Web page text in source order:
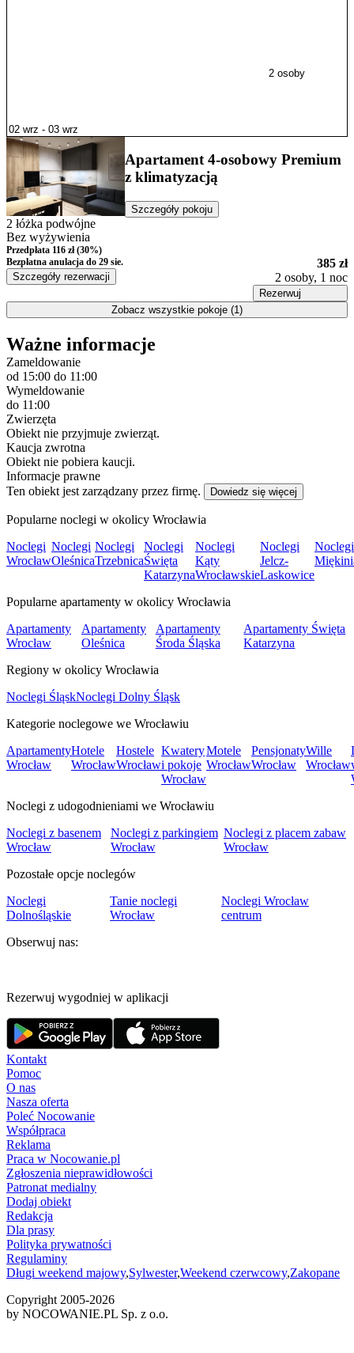
2 osoby
Apartament 4-osobowy Premium
z klimatyzacją
Szczegóły pokoju
2 łóżka podwójne
Bez wyżywienia
Przedpłata 116 zł (30%)
Bezpłatna anulacja do 29 sie.
Szczegóły rezerwacji
385 zł
2 osoby, 1 noc
Rezerwuj
Zobacz wszystkie pokoje (1)
Ważne informacje
Zameldowanie
od 15:00 do 11:00
Wymeldowanie
do 11:00
Zwierzęta
Obiekt nie przyjmuje zwierząt.
Kaucja zwrotna
Obiekt nie pobiera kaucji.
Informacje prawne
Ten obiekt jest zarządzany przez firmę.
Dowiedz się więcej
Popularne noclegi w okolicy Wrocławia
Noclegi
Wrocław
Noclegi
Oleśnica
Noclegi
Trzebnica
Noclegi
Święta
Katarzyna
Noclegi
Kąty
Wrocławskie
Noclegi
Jelcz-
Laskowice
Noclegi
Popularne apartamenty w okolicy Wrocławia
Apartamenty
Wrocław
Apartamenty
Oleśnica
Apartamenty
Środa Śląska
Apartamenty Święta
Katarzyna
Regiony w okolicy Wrocławia
Noclegi ŚląskNoclegi Dolny Śląsk
Kategorie noclegowe we Wrocławiu
Apartamenty
Wrocław
Hotele
Wrocław
Hostele
Wrocław
Kwatery
i pokoje
Wrocław
Motele
Wrocław
Pensjonaty
Wrocław
Wille
Wrocław
Noclegi z udogodnieniami we Wrocławiu
Noclegi z basenem
Wrocław
Noclegi z parkingiem
Wrocław
Noclegi z placem zabaw
Wrocław
Pozostałe opcje noclegów
Noclegi
Dolnośląskie
Tanie noclegi
Wrocław
Noclegi Wrocław
centrum
Obserwuj nas:
Rezerwuj wygodniej w aplikacji
Kontakt
Pomoc
O nas
Nasza oferta
Poleć Nocowanie
Współpraca
Reklama
Praca w Nocowanie.pl
Zgłoszenia nieprawidłowości
Patronat medialny
Dodaj obiekt
Redakcja
Dla prasy
Polityka prywatności
Regulaminy
Długi weekend majowy,Sylwester,Weekend czerwcowy,Zakopane
Copyright 2005-2026
by NOCOWANIE.PL Sp. z o.o.